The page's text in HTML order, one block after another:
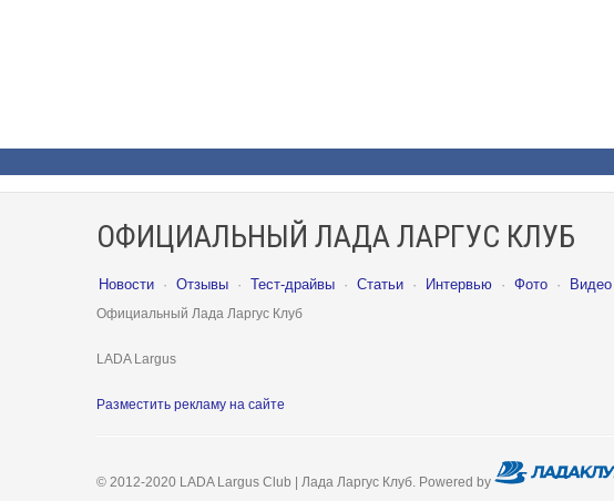
ОФИЦИАЛЬНЫЙ ЛАДА ЛАРГУС КЛУБ
Новости · Отзывы · Тест-драйвы · Статьи · Интервью · Фото · Видео
Официальный Лада Ларгус Клуб
LADA Largus
Разместить рекламу на сайте
© 2012-2020 LADA Largus Club | Лада Ларгус Клуб. Powered by